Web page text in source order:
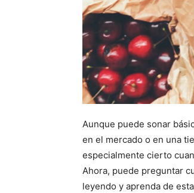
Aunque puede sonar
en el mercado o en una
especialmente cierto
Ahora, puede preguntar
leyendo y aprenda de